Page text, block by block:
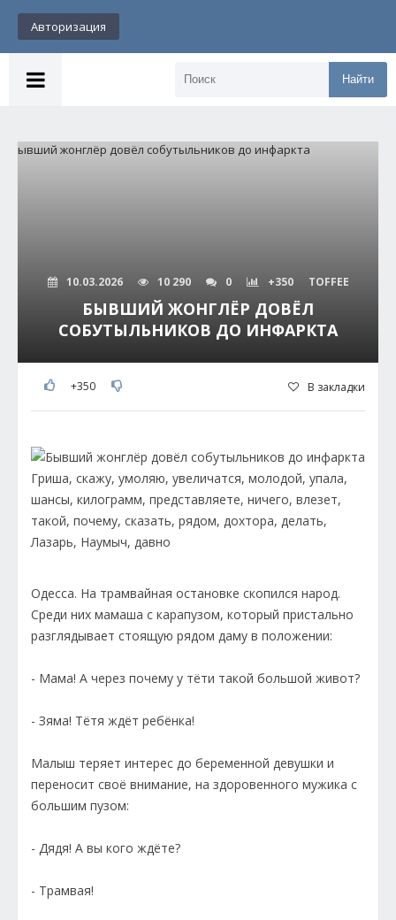
Авторизация
Найти
10.03.2026 10 290 0 +350 TOFFEE
БЫВШИЙ ЖОНГЛЁР ДОВЁЛ
СОБУТЫЛЬНИКОВ ДО ИНФАРКТА
+350 В закладки
Одесса. На трамвайная остановке скопился народ.
Среди них мамаша с карапузом, который пристально
разглядывает стоящую рядом даму в положении:
- Мама! А через почему у тёти такой большой живот?
- Зяма! Тётя ждёт ребёнка!
Малыш теряет интерес до беременной девушки и
переносит своё внимание, на здоровенного мужика с
большим пузом:
- Дядя! А вы кого ждёте?
- Трамвая!